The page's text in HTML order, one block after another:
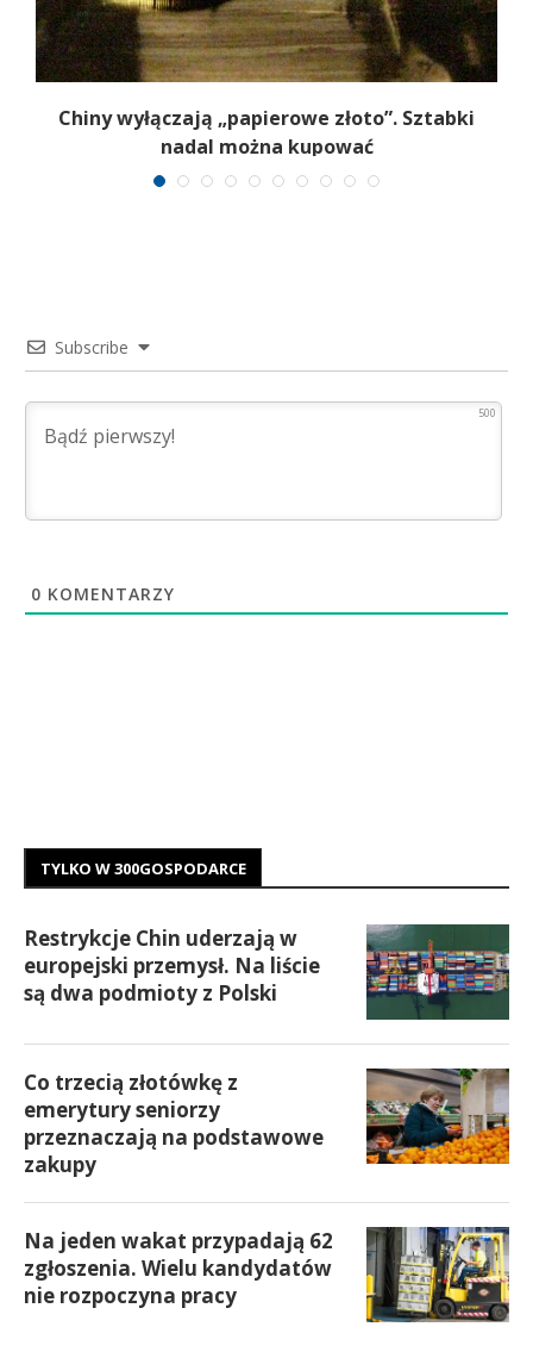
Chiny wyłączają „papierowe złoto”. Sztabki
nadal można kupować
Subscribe
500
0 KOMENTARZY
TYLKO W 300GOSPODARCE
Restrykcje Chin uderzają w
europejski przemysł. Na liście
są dwa podmioty z Polski
Co trzecią złotówkę z
emerytury seniorzy
przeznaczają na podstawowe
zakupy
Na jeden wakat przypadają 62
zgłoszenia. Wielu kandydatów
nie rozpoczyna pracy